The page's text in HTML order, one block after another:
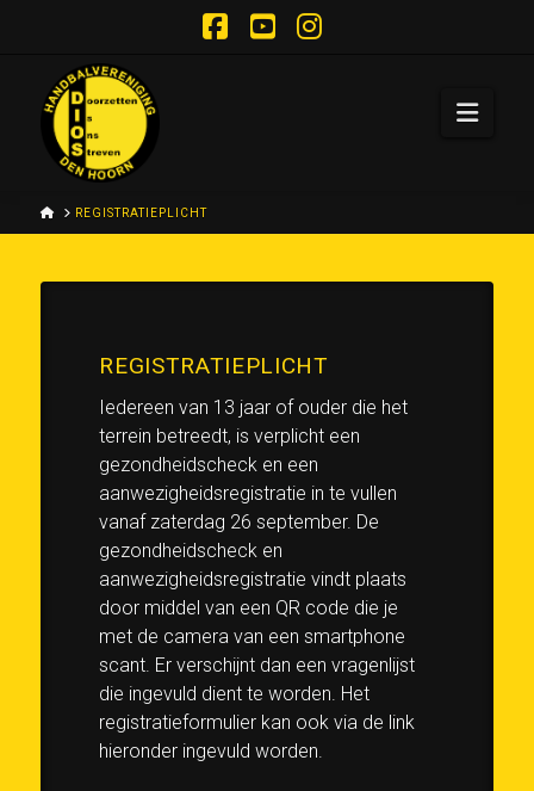
HOMEREGISTRATIEPLICHT
REGISTRATIEPLICHT
Iedereen van 13 jaar of ouder die het
terrein betreedt, is verplicht een
gezondheidscheck en een
aanwezigheidsregistratie in te vullen
vanaf zaterdag 26 september. De
gezondheidscheck en
aanwezigheidsregistratie vindt plaats
door middel van een QR code die je
met de camera van een smartphone
scant. Er verschijnt dan een vragenlijst
die ingevuld dient te worden. Het
registratieformulier kan ook via de link
hieronder ingevuld worden.